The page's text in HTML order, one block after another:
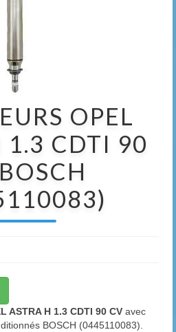
OPEL
1.3 CDTI 90
ASTRA H 1.3 CDTI 90 CV avec
BOSCH (0445110083).